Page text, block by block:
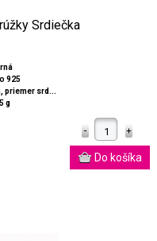
Srdiečka
925
priemer srd...
g